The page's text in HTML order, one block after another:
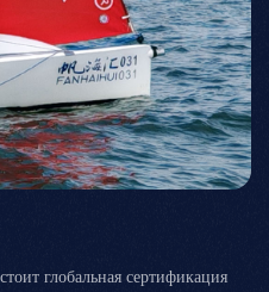
глобальная сертификация